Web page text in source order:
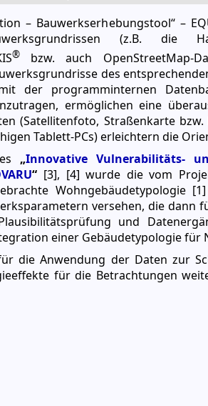
– Bauwerkserhebungstool“ –
(z.B. die
®bzw. auch OpenStreetMap-
des
der programminternen
ermöglichen eine
(Satellitenfoto, Straßenkarte
Tablett-PCs) erleichtern die
„Innovative Vulnerabilitäts-
“ [3], [4] wurde die vom
Wohngebäudetypologie
versehen, die dann
und
einer Gebäudetypologie für
die Anwendung der Daten zur
für die Betrachtungen